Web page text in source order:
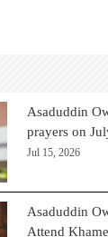
Asaduddin
prayers on
Jul 15, 2026
Asaduddin
Attend